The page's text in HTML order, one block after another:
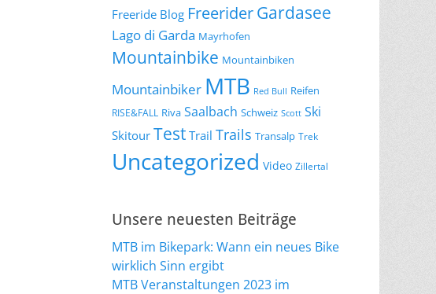
Freeride Blog FreeriderGardasee
Lago di Garda Mayrhofen
Mountainbike Mountainbiken
Mountainbiker MTB Red Bull Reifen
RISE&FALL Riva Saalbach Schweiz Scott Ski
Skitour Test Trail Trails Transalp Trek
Uncategorized Video Zillertal
Unsere neuesten Beiträge
MTB im Bikepark: Wann ein neues Bike
wirklich Sinn ergibt
MTB Veranstaltungen 2023 im